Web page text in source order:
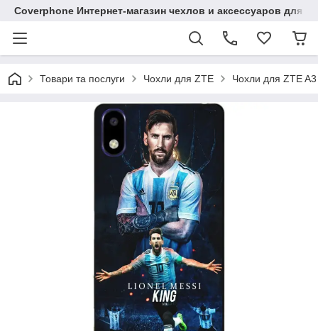
Coverphone Интернет-магазин чехлов и аксессуаров для
Товари та послуги Чохли для ZTE Чохли для ZTE